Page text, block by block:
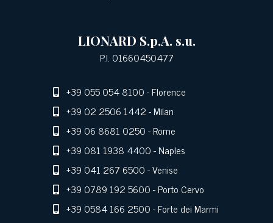
LIONARD S.p.A. s.u.
P.I. 01660450477
+39 055 054 8100- Florence
+39 02 2506 1442- Milan
+39 06 8681 0250- Rome
+39 081 1938 4400- Naples
+39 041 267 6500- Venise
+39 0789 192 5600- Porto Cervo
+39 0584 166 2500- Forte dei Marmi